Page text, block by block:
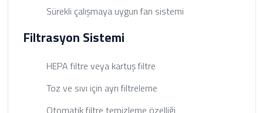
Sürekli çalışmaya uygun fan sistemi
Filtrasyon Sistemi
HEPA filtre veya kartuş filtre
Toz ve sıvı için ayrı filtreleme
Otomatik filtre temizleme özelliği